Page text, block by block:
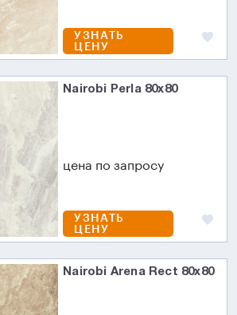
УЗНАТЬ
ЦЕНУ
Nairobi Perla 80x80
цена по запросу
УЗНАТЬ
ЦЕНУ
Nairobi Arena Rect 80x80